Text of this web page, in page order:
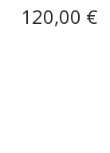
120,00 €